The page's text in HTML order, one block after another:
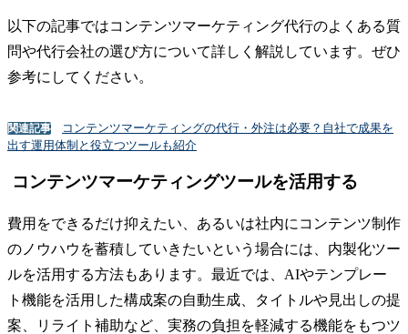
以下の記事ではコンテンツマーケティング代行のよくある質
問や代行会社の選び方について詳しく解説しています。ぜひ
参考にしてください。
関連記事
コンテンツマーケティングの代行・外注は必要？自社で成果を
出す運用体制と役立つツールも紹介
コンテンツマーケティングツールを活用する
費用をできるだけ抑えたい、あるいは社内にコンテンツ制作
のノウハウを蓄積していきたいという場合には、内製化ツー
ルを活用する方法もあります。最近では、AIやテンプレー
ト機能を活用した構成案の自動生成、タイトルや見出しの提
案、リライト補助など、実務の負担を軽減する機能をもつツ